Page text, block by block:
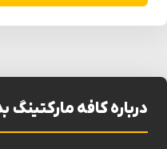
درباره کافه مارکتینگ